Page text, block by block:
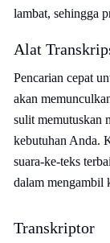
lambat, sehingga
Alat
Pencarian cepat
akan
sulit memutuskan
kebutuhan Anda.
suara-ke-teks
dalam mengambil
Transkriptor